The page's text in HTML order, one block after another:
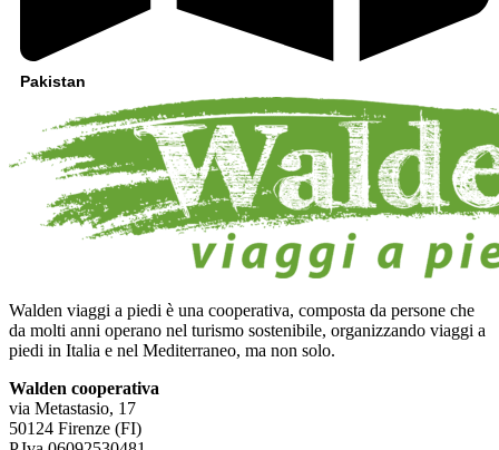
Pakistan
Walden viaggi a piedi è una cooperativa, composta da persone che
da molti anni operano nel turismo sostenibile, organizzando viaggi a
piedi in Italia e nel Mediterraneo, ma non solo.
Walden cooperativa
via Metastasio, 17
50124 Firenze (FI)